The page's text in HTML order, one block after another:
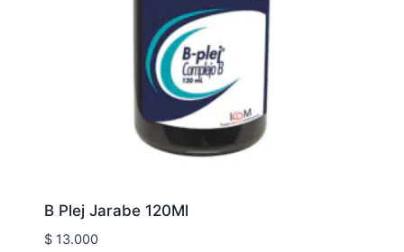
B Plej Jarabe 120Ml
$13.000